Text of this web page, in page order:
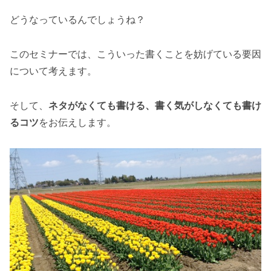
どうなっているんでしょうね？
このセミナーでは、こういった書くことを妨げている要因
について考えます。
そして、 ネタがなくても書ける、書く気がしなくても書け
るコツをお伝えします。